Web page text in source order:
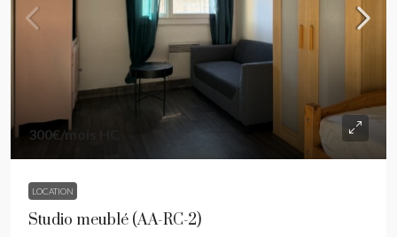
300€/mois HC
LOCATION
Studio meublé (AA-RC-2)